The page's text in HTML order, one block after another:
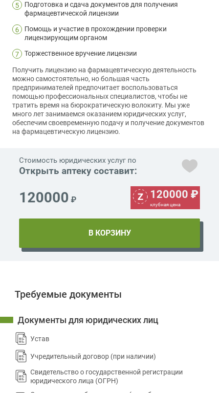
5
Подготовка и сдача документов для получения
фармацевтической лицензии
6
Помощь и участие в прохождении проверки
лицензирующим органом
7 Торжественное вручение лицензии
Получить лицензию на фармацевтическую деятельность
можно самостоятельно, но большая часть
предпринимателей предпочитает воспользоваться
помощью профессиональных специалистов, чтобы не
тратить время на бюрократическую волокиту. Мы уже
много лет занимаемся оказанием юридических услуг,
обеспечим своевременную подачу и получение документов
на фармацевтическую лицензию.
Стоимость юридических услуг по
Открыть аптеку составит:
120000 ₽ 120000 ₽
клубная цена
Требуемые документы
Документы для юридических лиц
Устав
Учредительный договор (при наличии)
Свидетельство о государственной регистрации
юридического лица (ОГРН)